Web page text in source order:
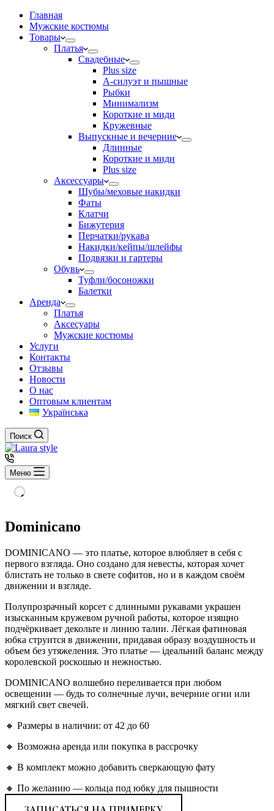
Главная
Мужские костюмы
Товары
Платья
Свадебные
Plus size
А-силуэт и пышные
Рыбки
Минимализм
Короткие и миди
Кружевные
Выпускные и вечерние
Длинные
Короткие и миди
Plus size
Аксессуары
Шубы/меховые накидки
Фаты
Клатчи
Бижутерия
Перчатки/рукава
Накидки/кейпы/шлейфы
Подвязки и гартеры
Обувь
Туфли/босоножки
Балетки
Аренда
Платья
Аксесуары
Мужские костюмы
Услуги
Контакты
Отзывы
Новости
О нас
Оптовым клиентам
Українська
Поиск
Меню
Dominicano
DOMINICANO — это платье, которое влюбляет в себя с
первого взгляда. Оно создано для невесты, которая хочет
блистать не только в свете софитов, но и в каждом своём
движении и взгляде.
Полупрозрачный корсет с длинными рукавами украшен
изысканным кружевом ручной работы, которое изящно
подчёркивает декольте и линию талии. Лёгкая фатиновая
юбка струится в движении, придавая образу воздушность и
объем без утяжеления. Это платье — ідеальний баланс между
королевской роскошью и нежностью.
DOMINICANO волшебно переливается при любом
освещении — будь то солнечные лучи, вечерние огни или
мягкий свет свечей.
🔸 Размеры в наличии: от 42 до 60
🔸 Возможна аренда или покупка в рассрочку
🔸 В комплект можно добавить сверкающую фату
🔸 По желанию — кольца под юбку для пышности